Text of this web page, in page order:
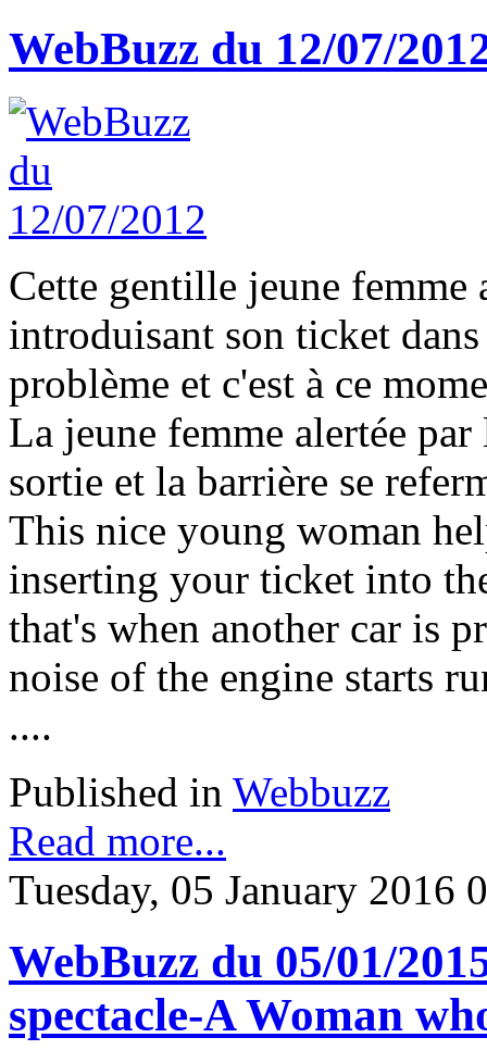
WebBuzz du 12/07/
Cette gentille jeune
introduisant son ticket
problème et c'est à ce
La jeune femme alertée
sortie et la barrière se
This nice young woman
inserting your ticket into
that's when another car is
noise of the engine starts
....
Published in Webbuzz
Read more...
Tuesday, 05 January 2016
WebBuzz du 05/01/
spectacle-A Woman